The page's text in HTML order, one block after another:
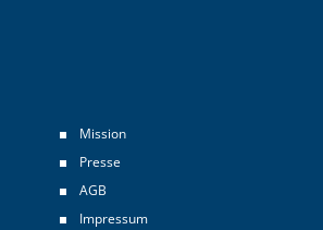
Mission
Presse
AGB
Impressum